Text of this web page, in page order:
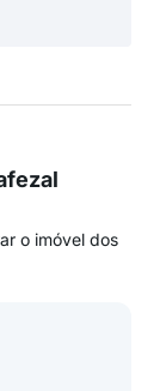
o imóvel dos